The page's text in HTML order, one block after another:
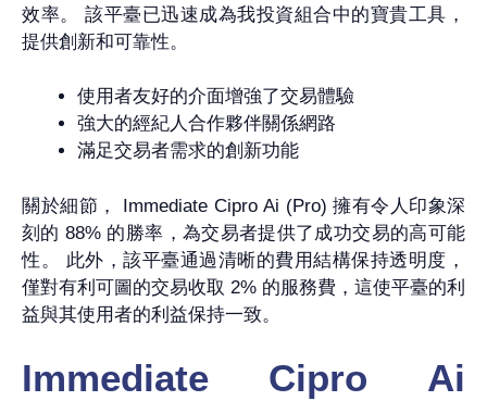
效率。 該平臺已迅速成為我投資組合中的寶貴工具，
提供創新和可靠性。
使用者友好的介面增強了交易體驗
強大的經紀人合作夥伴關係網路
滿足交易者需求的創新功能
關於細節， Immediate Cipro Ai (Pro) 擁有令人印象深
刻的 88% 的勝率，為交易者提供了成功交易的高可能
性。 此外，該平臺通過清晰的費用結構保持透明度，
僅對有利可圖的交易收取 2% 的服務費，這使平臺的利
益與其使用者的利益保持一致。
Immediate Cipro Ai